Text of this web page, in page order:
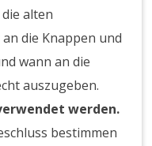
alten
die Knappen und
wann an die
auszugeben.
werden.
bestimmen